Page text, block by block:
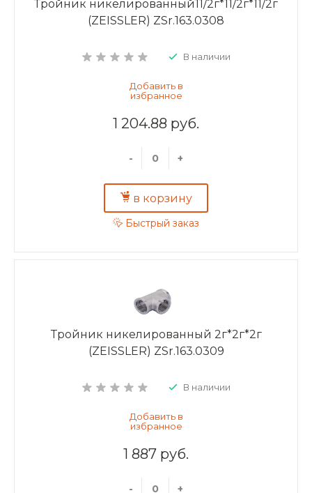
Тройник никелированный11/2г*11/2г*11/2г
(ZEISSLER) ZSr.163.0308
В наличии
1 204.88 руб.
- +
в корзину
Быстрый заказ
Тройник никелированный 2г*2г*2г
(ZEISSLER) ZSr.163.0309
В наличии
1 887 руб.
- +